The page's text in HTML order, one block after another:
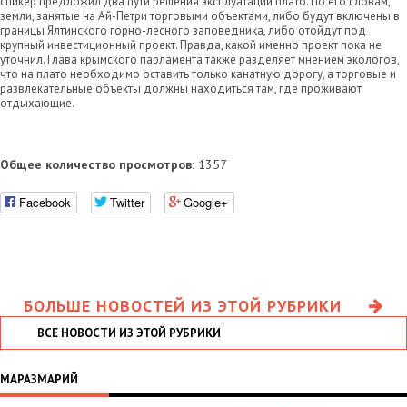
земли, занятые на Ай-Петри торговыми объектами, либо будут включены в
границы Ялтинского горно-лесного заповедника, либо отойдут под
крупный инвестиционный проект. Правда, какой именно проект пока не
уточнил. Глава крымского парламента также разделяет мнением экологов,
что на плато необходимо оставить только канатную дорогу, а торговые и
развлекательные объекты должны находиться там, где проживают
отдыхающие.
Общее количество просмотров: 1357
Facebook Twitter Google+
БОЛЬШЕ НОВОСТЕЙ ИЗ ЭТОЙ РУБРИКИ
ВСЕ НОВОСТИ ИЗ ЭТОЙ РУБРИКИ
МАРАЗМАРИЙ